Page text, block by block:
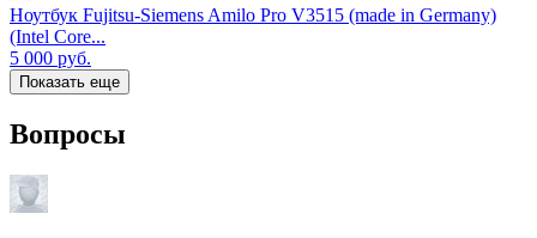
Ноутбук Fujitsu-Siemens Amilo Pro V3515 (made in Germany)
(Intel Core...
5 000 руб.
Показать еще
Вопросы